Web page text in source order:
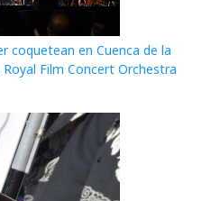
coquetean en Cuenca de la
Film Concert Orchestra